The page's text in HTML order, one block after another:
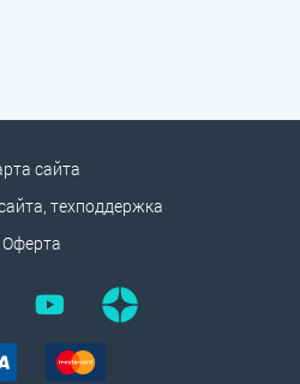
сайта
техподдержка
Оферта